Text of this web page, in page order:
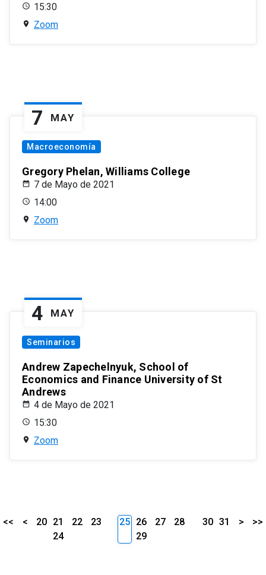
15:30
Zoom
7 MAY
Macroeconomía
Gregory Phelan, Williams College
7 de Mayo de 2021
14:00
Zoom
4 MAY
Seminarios
Andrew Zapechelnyuk, School of
Economics and Finance University of St
Andrews
4 de Mayo de 2021
15:30
Zoom
<< < 20 21 22
23
24
25 26 27
28
29
30 31 > >>